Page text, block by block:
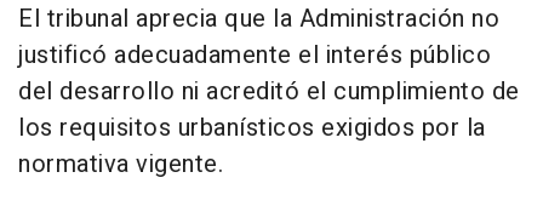
El tribunal aprecia que la Administración no
justificó adecuadamente el interés público
del desarrollo ni acreditó el cumplimiento de
los requisitos urbanísticos exigidos por la
normativa vigente.